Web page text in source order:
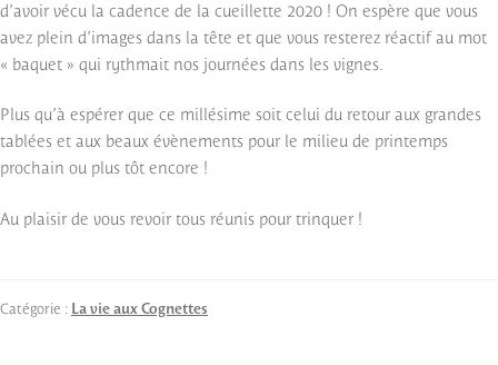
d’avoir vécu la cadence de la cueillette 2020 ! On espère que vous
avez plein d’images dans la tête et que vous resterez réactif au mot
« baquet » qui rythmait nos journées dans les vignes.
Plus qu’à espérer que ce millésime soit celui du retour aux grandes
tablées et aux beaux évènements pour le milieu de printemps
prochain ou plus tôt encore !
Au plaisir de vous revoir tous réunis pour trinquer !
Catégorie : La vie aux Cognettes